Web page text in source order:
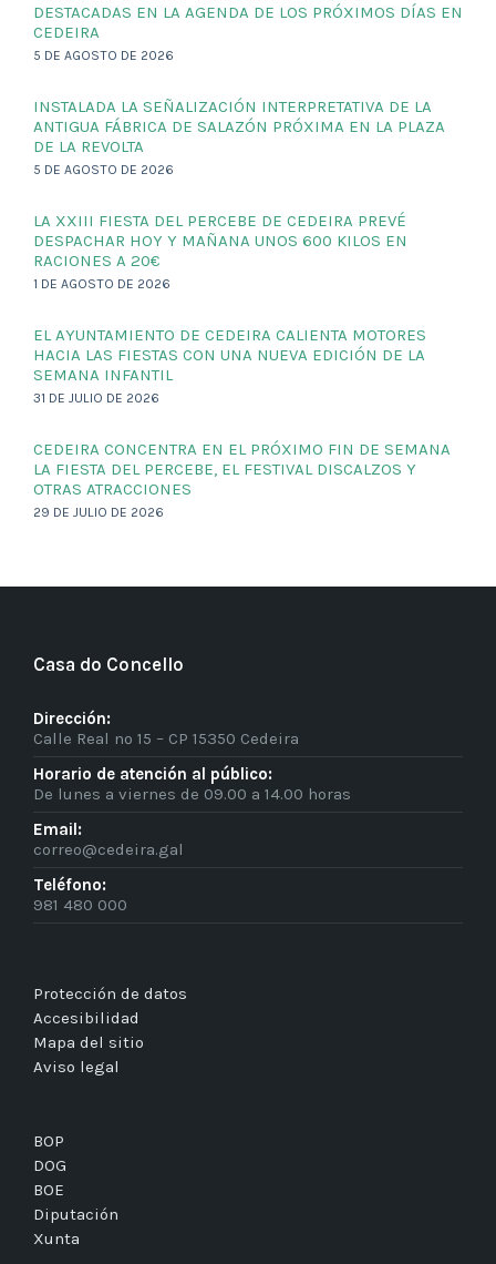
DESTACADAS EN LA AGENDA DE LOS PRÓXIMOS DÍAS EN
CEDEIRA
5 DE AGOSTO DE 2026
INSTALADA LA SEÑALIZACIÓN INTERPRETATIVA DE LA
ANTIGUA FÁBRICA DE SALAZÓN PRÓXIMA EN LA PLAZA
DE LA REVOLTA
5 DE AGOSTO DE 2026
LA XXIII FIESTA DEL PERCEBE DE CEDEIRA PREVÉ
DESPACHAR HOY Y MAÑANA UNOS 600 KILOS EN
RACIONES A 20€
1 DE AGOSTO DE 2026
EL AYUNTAMIENTO DE CEDEIRA CALIENTA MOTORES
HACIA LAS FIESTAS CON UNA NUEVA EDICIÓN DE LA
SEMANA INFANTIL
31 DE JULIO DE 2026
CEDEIRA CONCENTRA EN EL PRÓXIMO FIN DE SEMANA
LA FIESTA DEL PERCEBE, EL FESTIVAL DISCALZOS Y
OTRAS ATRACCIONES
29 DE JULIO DE 2026
Casa do Concello
Dirección:
Calle Real nº 15 – CP 15350 Cedeira
Horario de atención al público:
De lunes a viernes de 09.00 a 14.00 horas
Email:
correo@cedeira.gal
Teléfono:
981 480 000
Protección de datos
Accesibilidad
Mapa del sitio
Aviso legal
BOP
DOG
BOE
Diputación
Xunta